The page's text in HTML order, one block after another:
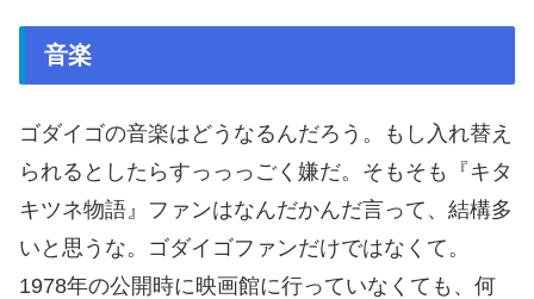
音楽
ゴダイゴの音楽はどうなるんだろう。もし入れ替え
られるとしたらすっっっごく嫌だ。そもそも『キタ
キツネ物語』ファンはなんだかんだ言って、結構多
いと思うな。ゴダイゴファンだけではなくて。
1978年の公開時に映画館に行っていなくても、何